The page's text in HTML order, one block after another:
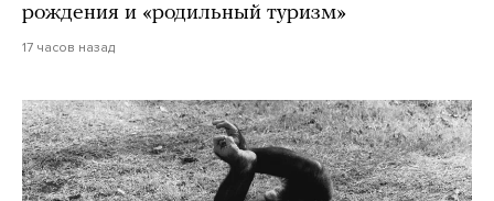
рождения и «родильный туризм»
17 часов назад